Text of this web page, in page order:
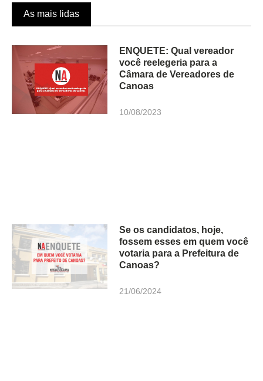
As mais lidas
ENQUETE: Qual vereador
você reelegeria para a
Câmara de Vereadores de
Canoas
10/08/2023
Se os candidatos, hoje,
fossem esses em quem você
votaria para a Prefeitura de
Canoas?
21/06/2024